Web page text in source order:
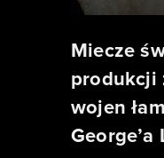
Miecze
produkcji
wojen
George’a